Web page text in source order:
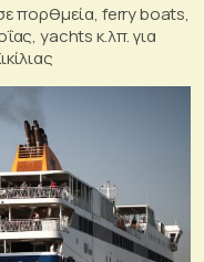
πορθμεία, ferry boats,
yachts κ.λπ. για